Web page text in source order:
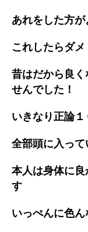
あれをした方が
これしたらダメ
昔はだから良
せんでした！
いきなり正論
全部頭に入っ
本人は身体に
す
いっぺんに色